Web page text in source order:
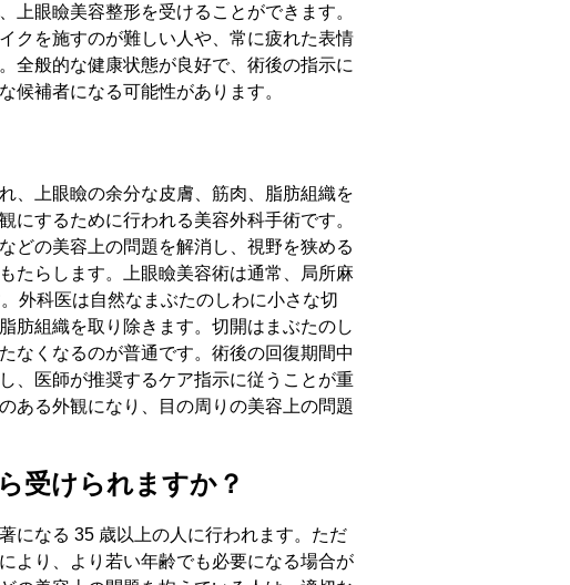
上眼瞼美容整形を受けることができます。
クを施すのが難しい人や、常に疲れた表情
全般的な健康状態が良好で、術後の指示に
候補者になる可能性があります。
、上眼瞼の余分な皮膚、筋肉、脂肪組織を
にするために行われる美容外科手術です。
どの美容上の問題を解消し、視野を狭める
たらします。上眼瞼美容術は通常、局所麻
外科医は自然なまぶたのしわに小さな切
肪組織を取り除きます。切開はまぶたのし
なくなるのが普通です。術後の回復期間中
、医師が推奨するケア指示に従うことが重
ある外観になり、目の周りの美容上の問題
受けられますか？
になる 35 歳以上の人に行われます。ただ
より、より若い年齢でも必要になる場合が